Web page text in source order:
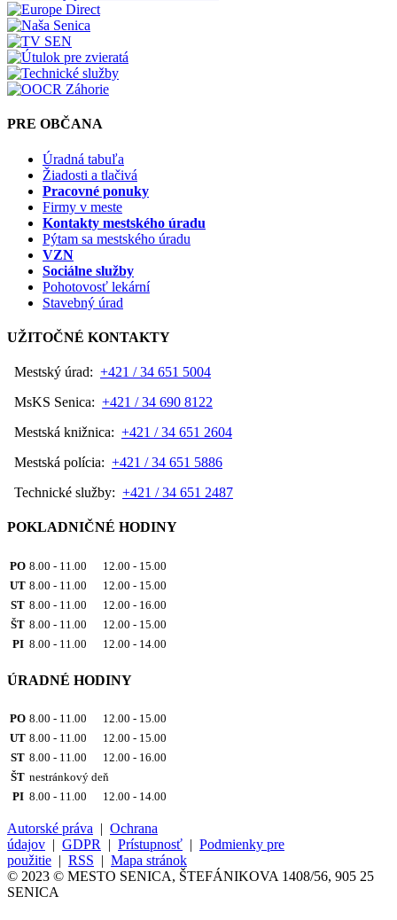
PRE OBČANA
Úradná tabuľa
Žiadosti a tlačivá
Pracovné ponuky
Firmy v meste
Kontakty mestského úradu
Pýtam sa mestského úradu
VZN
Sociálne služby
Pohotovosť lekární
Stavebný úrad
UŽITOČNÉ KONTAKTY
Mestský úrad: +421 / 34 651 5004
MsKS Senica: +421 / 34 690 8122
Mestská knižnica: +421 / 34 651 2604
Mestská polícia: +421 / 34 651 5886
Technické služby: +421 / 34 651 2487
POKLADNIČNÉ HODINY
PO 8.00 - 11.00 12.00 - 15.00
UT 8.00 - 11.00 12.00 - 15.00
ST 8.00 - 11.00 12.00 - 16.00
ŠT 8.00 - 11.00 12.00 - 15.00
PI 8.00 - 11.00 12.00 - 14.00
ÚRADNÉ HODINY
PO 8.00 - 11.00 12.00 - 15.00
UT 8.00 - 11.00 12.00 - 15.00
ST 8.00 - 11.00 12.00 - 16.00
ŠT nestránkový deň
PI 8.00 - 11.00 12.00 - 14.00
Autorské práva | Ochrana
údajov | GDPR | Prístupnosť | Podmienky pre
použitie | RSS | Mapa stránok
© 2023 © MESTO SENICA, ŠTEFÁNIKOVA 1408/56, 905 25
SENICA